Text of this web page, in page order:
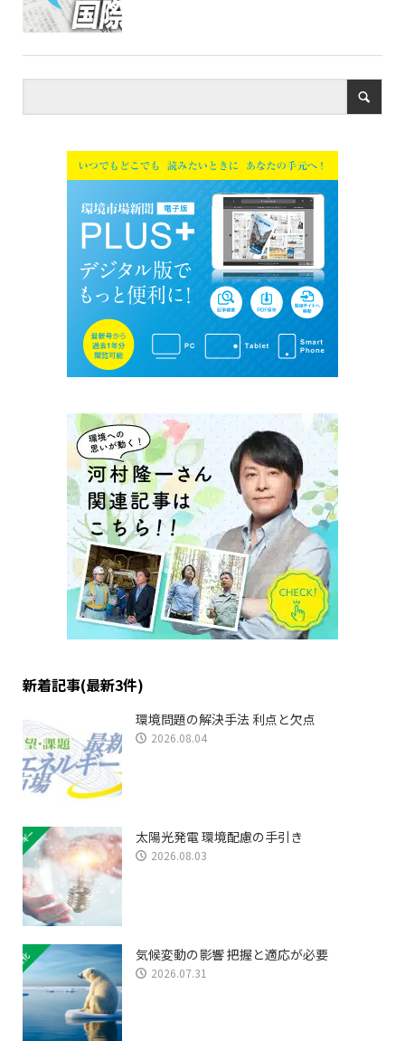
新着記事(最新3件)
環境問題の解決手法 利点と欠点
2026.08.04
太陽光発電 環境配慮の手引き
2026.08.03
気候変動の影響 把握と適応が必要
2026.07.31